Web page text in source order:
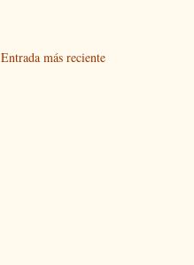
Entrada más reciente